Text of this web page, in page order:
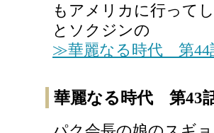
もアメリカに行って
とソクジンの
≫華麗なる時代 第44
華麗なる時代 第43